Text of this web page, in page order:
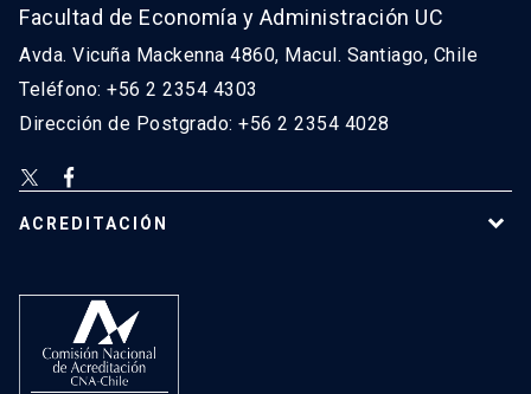
Facultad de Economía y Administración UC
Avda. Vicuña Mackenna 4860, Macul. Santiago, Chile
Teléfono: +56 2 2354 4303
Dirección de Postgrado: +56 2 2354 4028
ACREDITACIÓN